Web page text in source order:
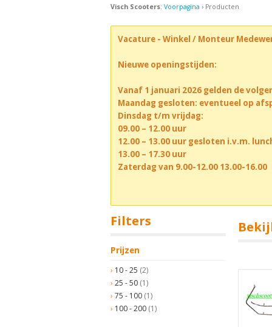
Visch Scooters: Voorpagina › Producten
Vacature - Winkel / Monteur
Nieuwe openingstijden:
Vanaf 1 januari 2026 gelden de
Maandag gesloten: eventueel op
Dinsdag t/m vrijdag:
09.00 – 12.00 uur
12.00 – 13.00 uur gesloten i.v.m.
13.00 – 17.30 uur
Zaterdag van 9.00-12.00 13.00-16.00
Filters
Prijzen
10 - 25 (2)
25 - 50 (1)
75 - 100 (1)
100 - 200 (1)